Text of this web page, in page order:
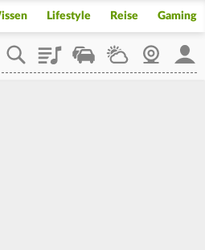
Lifestyle Reise Gaming
PlaylistStaupilotWetterWebcam